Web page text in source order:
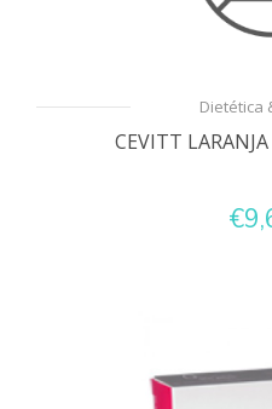
Dietética
CEVITT